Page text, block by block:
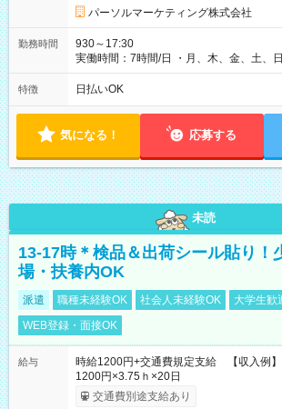
パーソルマーケティング株式会社
勤務時間
930～17:30
実働時間：7時間/日 ・月、木、金、土、
は固定休です／夏季、年末年始等、長期
フト！ 残業ほぼナシ（0～5h/月）
特徴 日払いOK
気になる！ 応募する
未読
13-17時＊検品＆出荷シール貼り！
場・扶養内OK
派遣 職種未経験OK 社会人未経験OK 大学生歓
WEB登録・面接OK
給与
時給1200円+交通費規定支給 【収入例
1200円×3.75ｈ×20日
交通費別途支給あり